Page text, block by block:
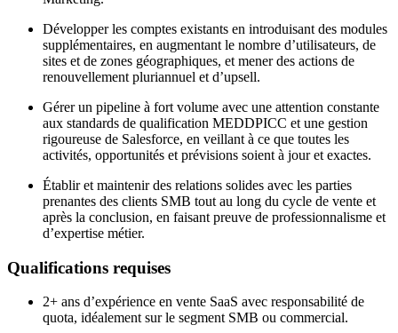
Développer les comptes existants en introduisant des modules
supplémentaires, en augmentant le nombre d’utilisateurs, de
sites et de zones géographiques, et mener des actions de
renouvellement pluriannuel et d’upsell.
Gérer un pipeline à fort volume avec une attention constante
aux standards de qualification MEDDPICC et une gestion
rigoureuse de Salesforce, en veillant à ce que toutes les
activités, opportunités et prévisions soient à jour et exactes.
Établir et maintenir des relations solides avec les parties
prenantes des clients SMB tout au long du cycle de vente et
après la conclusion, en faisant preuve de professionnalisme et
d’expertise métier.
Qualifications requises
2+ ans d’expérience en vente SaaS avec responsabilité de
quota, idéalement sur le segment SMB ou commercial.